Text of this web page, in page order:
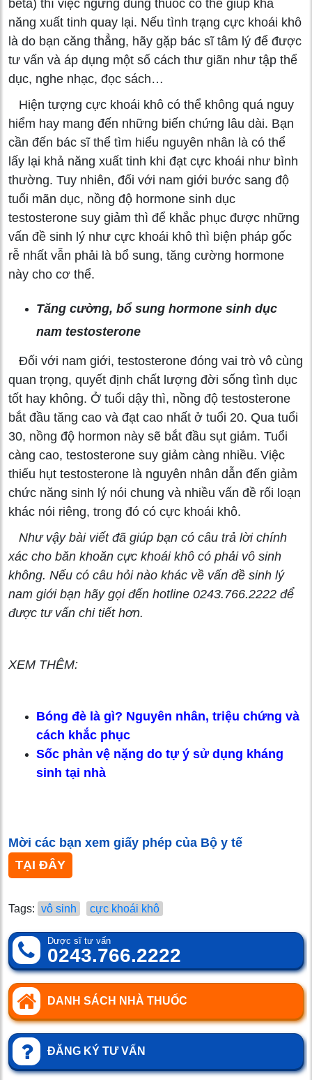
beta) thì việc ngừng dùng thuốc có thể giúp khả
năng xuất tinh quay lại. Nếu tình trạng cực khoái khô
là do bạn căng thẳng, hãy gặp bác sĩ tâm lý để được
tư vấn và áp dụng một số cách thư giãn như tập thể
dục, nghe nhạc, đọc sách…
Hiện tượng cực khoái khô có thể không quá nguy
hiểm hay mang đến những biến chứng lâu dài. Bạn
cần đến bác sĩ thể tìm hiểu nguyên nhân là có thể
lấy lại khả năng xuất tinh khi đạt cực khoái như bình
thường. Tuy nhiên, đối với nam giới bước sang độ
tuổi mãn dục, nồng độ hormone sinh dục
testosterone suy giảm thì để khắc phục được những
vấn đề sinh lý như cực khoái khô thì biện pháp gốc
rễ nhất vẫn phải là bổ sung, tăng cường hormone
này cho cơ thể.
Tăng cường, bổ sung hormone sinh dục
nam testosterone
Đối với nam giới, testosterone đóng vai trò vô cùng
quan trọng, quyết định chất lượng đời sống tình dục
tốt hay không. Ở tuổi dậy thì, nồng độ testosterone
bắt đầu tăng cao và đạt cao nhất ở tuổi 20. Qua tuổi
30, nồng độ hormon này sẽ bắt đầu sụt giảm. Tuổi
càng cao, testosterone suy giảm càng nhiều. Việc
thiếu hụt testosterone là nguyên nhân dẫn đến giảm
chức năng sinh lý nói chung và nhiều vấn đề rối loạn
khác nói riêng, trong đó có cực khoái khô.
Như vậy bài viết đã giúp bạn có câu trả lời chính
xác cho băn khoăn cực khoái khô có phải vô sinh
không. Nếu có câu hỏi nào khác về vấn đề sinh lý
nam giới bạn hãy gọi đến hotline 0243.766.2222 để
được tư vấn chi tiết hơn.
XEM THÊM:
Bóng đè là gì? Nguyên nhân, triệu chứng và
cách khắc phục
Sốc phản vệ nặng do tự ý sử dụng kháng
sinh tại nhà
Mời các bạn xem giấy phép của Bộ y tế
TẠI ĐÂY
Tags: vô sinh cực khoái khô
Dược sĩ tư vấn
0243.766.2222
DANH SÁCH NHÀ THUỐC
ĐĂNG KÝ TƯ VẤN